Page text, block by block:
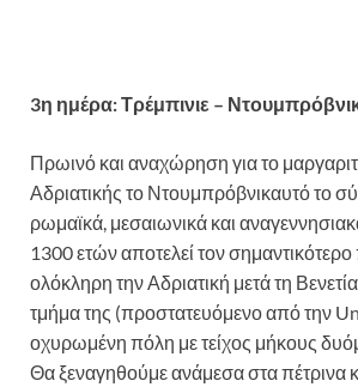
3η ημέρα: Τρέμπινιε –
Πρωινό και αναχώρηση για το
Αδριατικής το Ντουμπρόβνικαυτό το
ρωμαϊκά, μεσαιωνικά και
1300 ετών αποτελεί τον
ολόκληρη την Αδριατική μετά τη
τμήμα της (προστατευόμενο από την
οχυρωμένη πόλη με τείχος μήκους
Θα ξεναγηθούμε ανάμεσα στα πέτρινα